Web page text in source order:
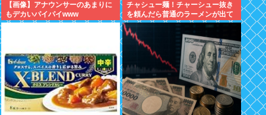
【画像】アナウンサーのあまりに
もデカいパイパイwww
チャシュー麺！チャーシュー抜き
を頼んだら普通のラーメンが出て
きたんだが、これっておかしくね
え？